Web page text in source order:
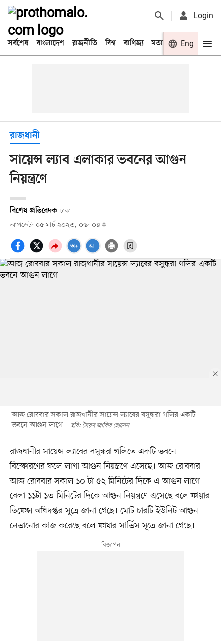
Login
সর্বশেষ বাংলাদেশ রাজনীতি বিশ্ব বাণিজ্য মতামত খেলা
Eng
রাজধানী
সায়েন্স ল্যাব এলাকার ভবনের আগুন
নিয়ন্ত্রণে
বিশেষ প্রতিবেদক ঢাকা
আপডেট: ০৫ মার্চ ২০২৩, ০৬: ০৪
আজ রোববার সকাল রাজধানীর সায়েন্স ল্যাবের বসুন্ধরা গলির একটি
ভবনে আগুন লাগে
ছবি: সৈয়দ জাকির হোসেন
রাজধানীর সায়েন্স ল্যাবের বসুন্ধরা গলিতে একটি ভবনে
বিস্ফোরণের ফলে লাগা আগুন নিয়ন্ত্রণে এসেছে। আজ রোববার
আজ রোববার সকাল ১০ টা ৫২ মিনিটের দিকে এ আগুন লাগে।
বেলা ১১টা ১৩ মিনিটের দিকে আগুন নিয়ন্ত্রণে এসেছে বলে ফায়ার
ডিফেন্স অধিদপ্তর সূত্রে জানা গেছে। মোট চারটি ইউনিট আগুন
নেভানোর কাজ করেছে বলে ফায়ার সার্ভিস সূত্রে জানা গেছে।